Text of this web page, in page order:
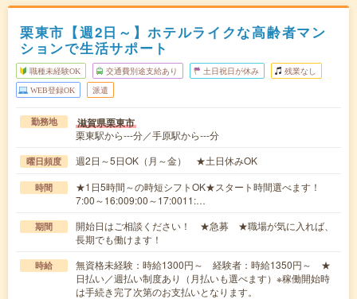
栗東市【週2日～】ホテルライクな高齢者マン
ションで生活サポート
職種未経験OK 交通費別途支給あり 土日祝日が休み 残業なし
WEB登録OK 派遣
勤務地 滋賀県栗東市
栗東駅から---分／手原駅から---分
曜日頻度 週2日～5日OK（月～金） ★土日休みOK
時間
★1日5時間～の時短シフトOK★スタート時間選べます！
7:00～16:009:00～17:0011:…
期間
開始日はご相談ください！ ★急募 ★職場が気に入れば、
長期でも働けます！
時給
無資格未経験：時給1300円～ 経験者：時給1350円～ ★
日払い／週払い制度あり（月払いも選べます）※稼働開始時
は手続き完了次第のお支払いとなります。